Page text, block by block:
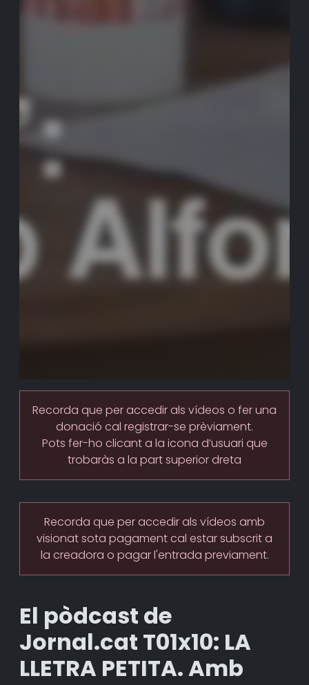
Recorda que per accedir als vídeos o fer una
donació cal registrar-se prèviament.
Pots fer-ho clicant a la icona d’usuari que
trobaràs a la part superior dreta
Recorda que per accedir als vídeos amb
visionat sota pagament cal estar subscrit a
la creadora o pagar l'entrada previament.
El pòdcast de
Jornal.cat T01x10: LA
LLETRA PETITA. Amb